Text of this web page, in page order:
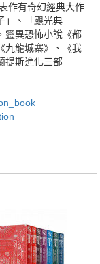
作有奇幻經典大作
」、「颶光典
靈異恐怖小說《都
九龍城寨》、《我
提斯進化三部